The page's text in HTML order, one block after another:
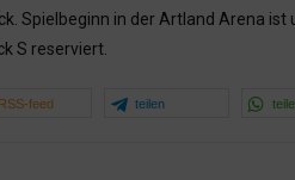
Spielbeginn in der Artland Arena ist
S reserviert.
RSS-feed teilen